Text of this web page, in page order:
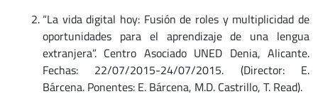
“La vida digital hoy: Fusión de roles y multiplicidad de
oportunidades para el aprendizaje de una lengua
extranjera”. Centro Asociado UNED Denia, Alicante.
Fechas: 22/07/2015-24/07/2015. (Director: E.
Bárcena. Ponentes: E. Bárcena, M.D. Castrillo, T. Read).